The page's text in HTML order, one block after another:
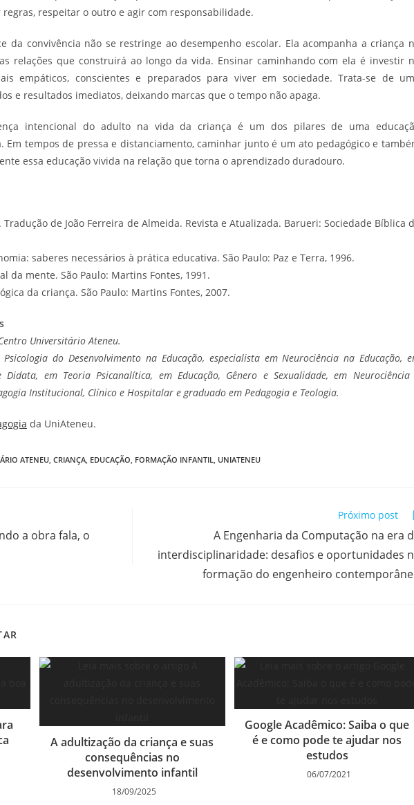
respeitar o outro e agir com responsabilidade.
da convivência não se restringe ao desempenho escolar. Ela acompanha a criança
relações que construirá ao longo da vida. Ensinar caminhando com ela é investir
empáticos, conscientes e preparados para viver em sociedade. Trata-se de
e resultados imediatos, deixando marcas que o tempo não apaga.
intencional do adulto na vida da criança é um dos pilares de uma
tempos de pressa e distanciamento, caminhar junto é um ato pedagógico e
essa educação vivida na relação que torna o aprendizado duradouro.
Tradução de João Ferreira de Almeida. Revista e Atualizada. Barueri: Sociedade Bíblica
saberes necessários à prática educativa. São Paulo: Paz e Terra, 1996.
da mente. São Paulo: Martins Fontes, 1991.
da criança. São Paulo: Martins Fontes, 2007.
Universitário Ateneu.
do Desenvolvimento na Educação, especialista em Neurociência na Educação,
Didata, em Teoria Psicanalítica, em Educação, Gênero e Sexualidade, em Neurociência
Institucional, Clínico e Hospitalar e graduado em Pedagogia e Teologia.
da UniAteneu.
ATENEU CRIANÇA EDUCAÇÃO FORMAÇÃO INFANTIL UNIATENEU
a obra fala, o
Próximo post
A Engenharia da Computação na era
interdisciplinaridade: desafios e oportunidades
formação do engenheiro
A adultização da criança e suas
consequências no
desenvolvimento infantil
18/09/2025
Google Acadêmico: Saiba o que
é e como pode te ajudar nos
estudos
06/07/2021